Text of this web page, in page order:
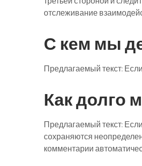
отслеживание
С кем мы
Предлагаемый текст:
Как долго
Предлагаемый текст:
сохраняются
комментарии